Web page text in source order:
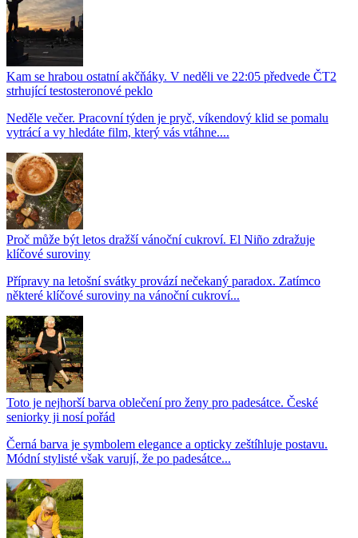
Kam se hrabou ostatní akčňáky. V neděli ve 22:05 předvede ČT2
strhující testosteronové peklo
Neděle večer. Pracovní týden je pryč, víkendový klid se pomalu
vytrácí a vy hledáte film, který vás vtáhne....
Proč může být letos dražší vánoční cukroví. El Niño zdražuje
klíčové suroviny
Přípravy na letošní svátky provází nečekaný paradox. Zatímco
některé klíčové suroviny na vánoční cukroví...
Toto je nejhorší barva oblečení pro ženy pro padesátce. České
seniorky ji nosí pořád
Černá barva je symbolem elegance a opticky zeštíhluje postavu.
Módní stylisté však varují, že po padesátce...